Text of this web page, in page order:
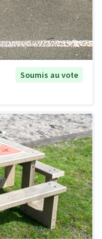
Soumis au vote